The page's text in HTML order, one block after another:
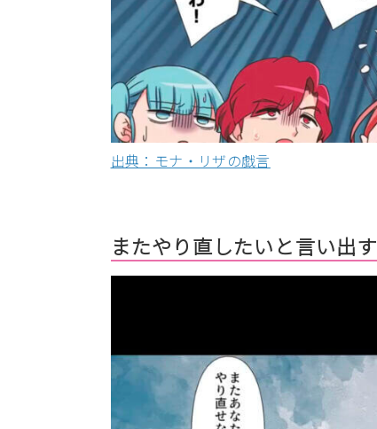
出典：モナ・リザの戯言
またやり直したいと言い出す